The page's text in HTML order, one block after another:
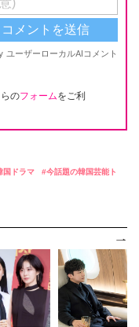
のフォームをご利
国ドラマ
今話題の韓国芸能ト